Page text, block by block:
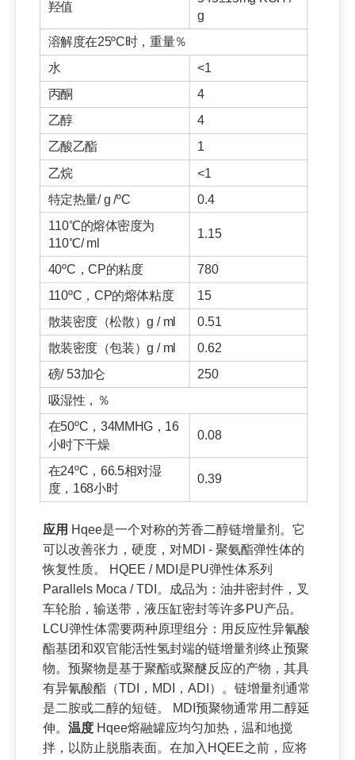
羟值
g
溶解度在25ºC时，重量％
水
<1
丙酮
4
乙醇
4
乙酸乙酯
1
乙烷
<1
特定热量/ g /ºC
0.4
110℃的熔体密度为
110℃/ ml
1.15
40ºC，CP的粘度
780
110ºC，CP的熔体粘度
15
散装密度（松散）g / ml
0.51
散装密度（包装）g / ml
0.62
磅/ 53加仑
250
吸湿性，％
在50ºC，34MMHG，16
小时下干燥
0.08
在24ºC，66.5相对湿
度，168小时
0.39
应用 Hqee是一个对称的芳香二醇链增量剂。它
可以改善张力，硬度，对MDI - 聚氨酯弹性体的
恢复性质。 HQEE / MDI是PU弹性体系列
Parallels Moca / TDI。成品为：油井密封件，叉
车轮胎，输送带，液压缸密封等许多PU产品。
LCU弹性体需要两种原理组分：用反应性异氰酸
酯基团和双官能活性氢封端的链增量剂终止预聚
物。预聚物是基于聚酯或聚醚反应的产物，其具
有异氰酸酯（TDI，MDI，ADI）。链增量剂通常
是二胺或二醇的短链。 MDI预聚物通常用二醇延
伸。 温度 Hqee熔融罐应均匀加热，温和地搅
拌，以防止脱脂表面。在加入HQEE之前，应将